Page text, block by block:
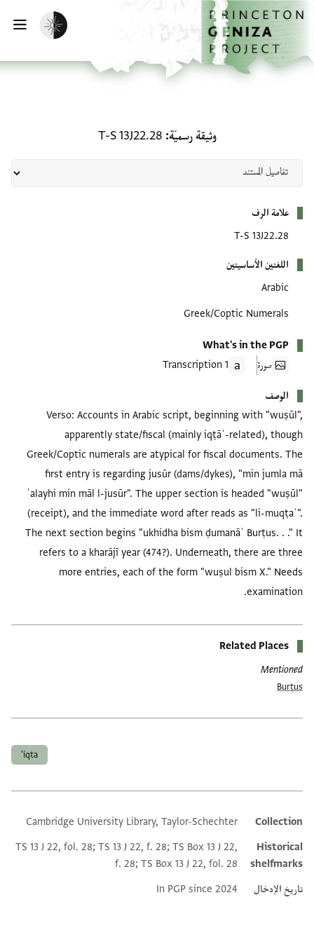
إلى المحتوى الرئيسي
الرئيسية
تفعيل الوضع المظلم
وثيقة رسميّة T-S 13J22.28
علامة الرف
T-S 13J22.28
اللغتين الأساسيتين
Arabic
Greek/Coptic Numerals
What's in the PGP
صورة
1 Transcription
الوصف
Verso: Accounts in Arabic script, beginning with "wuṣūl",
apparently state/fiscal (mainly iqṭāʿ-related), though
Greek/Coptic numerals are atypical for fiscal documents. The
first entry is regarding jusūr (dams/dykes), "min jumla mā
ʿalayhi min māl l-jusūr". The upper section is headed "wuṣūl"
(receipt), and the immediate word after reads as "li-muqṭaʿ".
The next section begins "ukhidha bism ḍumanāʾ Burṭus. . ." It
refers to a kharājī year (474?). Underneath, there are three
more entries, each of the form "wuṣul bism X." Needs
examination.
Related Places
Mentioned
Burṭus
iqta'
Additional metadata
Collection
Cambridge University Library, Taylor-Schechter
Historical
shelfmarks
TS 13 J 22, fol. 28; TS 13 J 22, f. 28; TS Box 13 J 22,
f. 28; TS Box 13 J 22, fol. 28
تاريخ الإدخال
In PGP since 2024